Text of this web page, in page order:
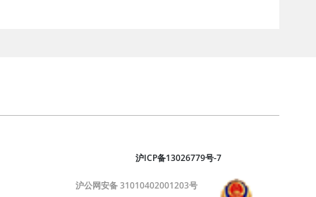
沪ICP备13026779号-7
沪公网安备 31010402001203号